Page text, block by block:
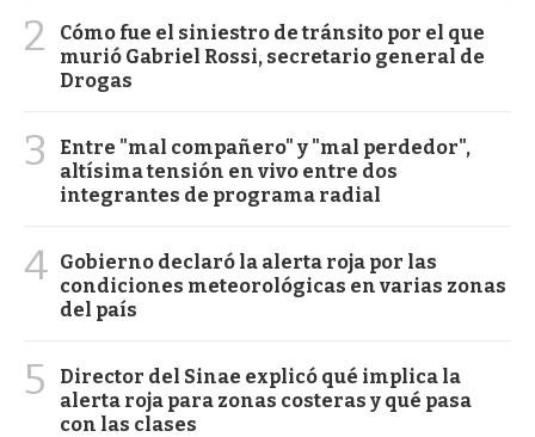
2
Cómo fue el siniestro de tránsito por el que
murió Gabriel Rossi, secretario general de
Drogas
3
Entre "mal compañero" y "mal perdedor",
altísima tensión en vivo entre dos
integrantes de programa radial
4 Gobierno declaró la alerta roja por las
condiciones meteorológicas en varias zonas
del país
5
Director del Sinae explicó qué implica la
alerta roja para zonas costeras y qué pasa
con las clases